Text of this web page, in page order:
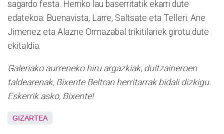
sagardo festa. Herriko lau baserritatik ekarri dute
edatekoa: Buenavista, Larre, Saltsate eta Telleri. Ane
Jimenez eta Alazne Ormazabal trikitilariek girotu dute
ekitaldia.
Galeriako aurreneko hiru argazkiak, dultzaineroen
taldearenak, Bixente Beltran herritarrak bidali dizkigu.
Eskerrik asko, Bixente!
GIZARTEA